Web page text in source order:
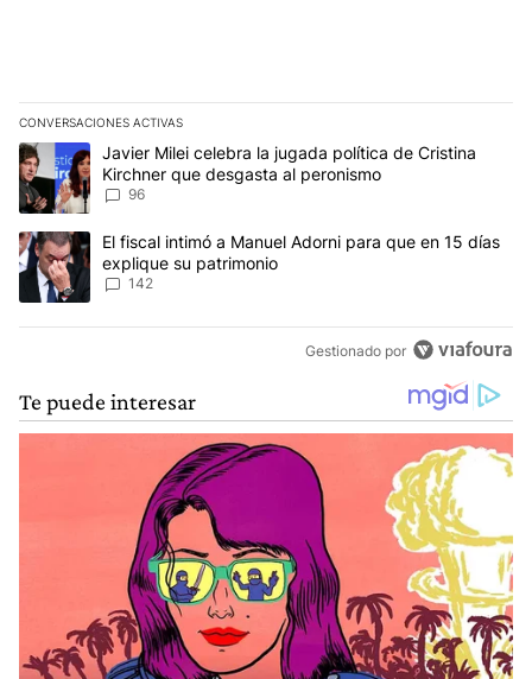
CONVERSACIONES ACTIVAS
Este listado muestra los artículos con más comentarios en los
Un artículo de tendencia con el título "Javier Milei celebra la
Javier Milei celebra la jugada política de Cristina
Kirchner que desgasta al peronismo
96
Un artículo de tendencia con el título "El fiscal intimó a Manuel
El fiscal intimó a Manuel Adorni para que en 15 días
explique su patrimonio
142
Gestionado por